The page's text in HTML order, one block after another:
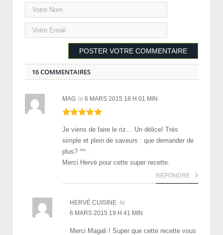
16 COMMENTAIRES
MAG le 6 MARS 2015 18 H 01 MIN
Je viens de faire le riz… Un délice! Très
simple et plein de saveurs : que demander de
plus? ^^
Merci Hervé pour cette super recette.
RÉPONDRE
HERVÉ CUISINE
le
6 MARS 2015 19 H 41 MIN
Merci Magali ! Super que cette recette vous